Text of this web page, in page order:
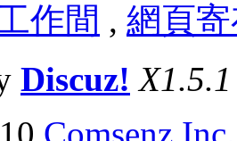
作間 , 網頁
Discuz! X1.5.1